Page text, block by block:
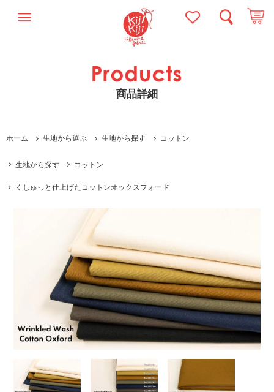
商品詳細
ホーム 生地から選ぶ 生地から探す コットン
生地から探す コットン
くしゅっと仕上げたコットンオックスフォード